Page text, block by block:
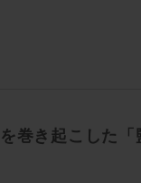
巻き起こした